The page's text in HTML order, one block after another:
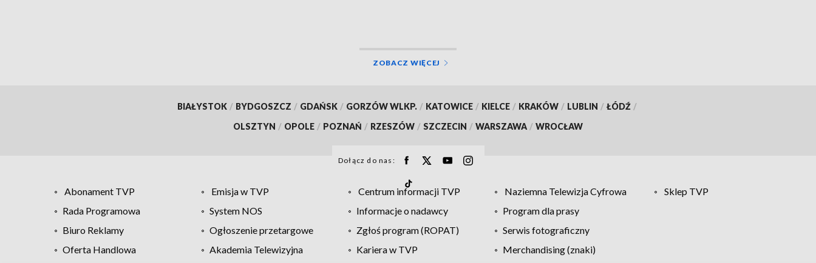
ZOBACZ WIĘCEJ
BIAŁYSTOK / BYDGOSZCZ / GDAŃSK / GORZÓW WLKP. / KATOWICE / KIELCE / KRAKÓW / LUBLIN / ŁÓDŹ /
OLSZTYN / OPOLE / POZNAŃ / RZESZÓW / SZCZECIN / WARSZAWA / WROCŁAW
Dołącz do nas:
Abonament TVP Emisja w TVP Centrum informacji TVP Naziemna Telewizja Cyfrowa
Sklep TVP
Rada Programowa
System NOS Informacje o nadawcy
Program dla prasy
Biuro Reklamy
Ogłoszenie przetargowe Zgłoś program (ROPAT)
Serwis fotograficzny
Oferta Handlowa
Akademia Telewizyjna Kariera w TVP Merchandising (znaki)